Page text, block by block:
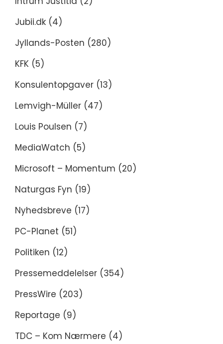
Jubii.dk (4)
Jyllands-Posten (280)
KFK (5)
Konsulentopgaver (13)
Lemvigh-Müller (47)
Louis Poulsen (7)
MediaWatch (5)
Microsoft – Momentum (20)
Naturgas Fyn (19)
Nyhedsbreve (17)
PC-Planet (51)
Politiken (12)
Pressemeddelelser (354)
PressWire (203)
Reportage (9)
TDC – Kom Nærmere (4)